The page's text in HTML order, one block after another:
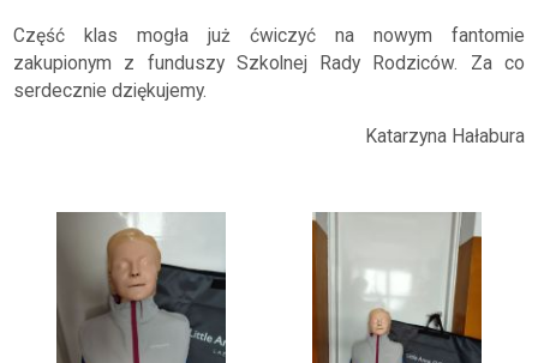
Część klas mogła już ćwiczyć na nowym fantomie
zakupionym z funduszy Szkolnej Rady Rodziców. Za co
serdecznie dziękujemy.
Katarzyna Hałabura